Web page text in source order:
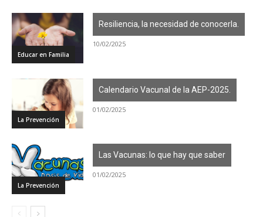
Educar en Familia
Resiliencia, la necesidad de conocerla.
10/02/2025
La Prevención
Calendario Vacunal de la AEP-2025.
01/02/2025
La Prevención
Las Vacunas: lo que hay que saber
01/02/2025